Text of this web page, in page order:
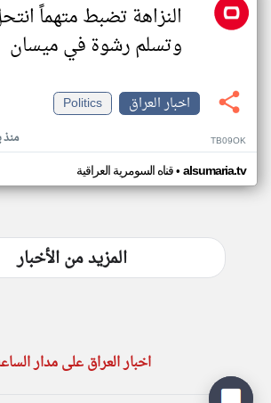
النزاهة تضبط متهماً
وتسلم رشوة في ميسان
اخبار العراق
Politics
منذ TB09OK
قناه السومرية العراقية• alsumaria.tv
المزيد من الأخبار
اخبار العراق على مدار